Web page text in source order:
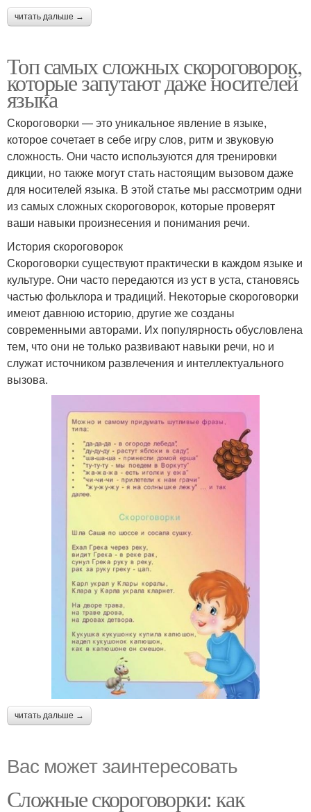
читать дальше →
Топ самых сложных скороговорок,
которые запутают даже носителей
языка
Скороговорки — это уникальное явление в языке,
которое сочетает в себе игру слов, ритм и звуковую
сложность. Они часто используются для тренировки
дикции, но также могут стать настоящим вызовом даже
для носителей языка. В этой статье мы рассмотрим одни
из самых сложных скороговорок, которые проверят
ваши навыки произнесения и понимания речи.
История скороговорок
Скороговорки существуют практически в каждом языке и
культуре. Они часто передаются из уст в уста, становясь
частью фольклора и традиций. Некоторые скороговорки
имеют давнюю историю, другие же созданы
современными авторами. Их популярность обусловлена
тем, что они не только развивают навыки речи, но и
служат источником развлечения и интеллектуального
вызова.
читать дальше →
Вас может заинтересовать
Сложные скороговорки: как